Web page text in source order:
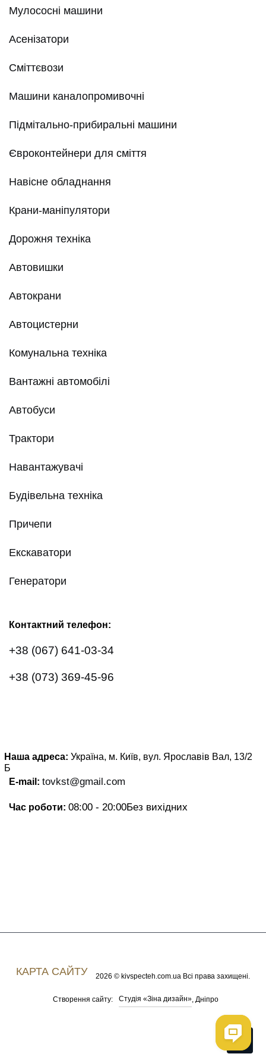
Мулососні машини
Асенізатори
Сміттєвози
Машини каналопромивочні
Підмітально-прибиральні машини
Євроконтейнери для сміття
Навісне обладнання
Крани-маніпулятори
Дорожня техніка
Автовишки
Автокрани
Автоцистерни
Комунальна техніка
Вантажні автомобілі
Автобуси
Трактори
Навантажувачі
Будівельна техніка
Причепи
Екскаватори
Генератори
Контактний телефон:
+38 (067) 641-03-34
+38 (073) 369-45-96
Наша адреса: Україна, м. Київ, вул. Ярославів Вал, 13/2
Б
E-mail: tovkst@gmail.com
Час роботи: 08:00 - 20:00Без вихідних
КАРТА САЙТУ 2026 © kivspecteh.com.ua Всі права захищені.
Створення сайту: Студія «Зіна дизайн», Дніпро